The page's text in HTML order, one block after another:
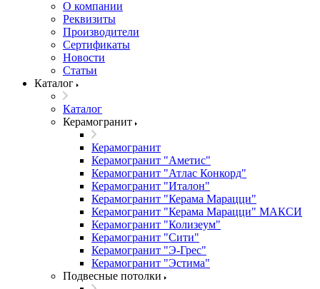
О компании
Реквизиты
Производители
Сертификаты
Новости
Статьи
Каталог
Каталог
Керамогранит
Керамогранит
Керамогранит "Аметис"
Керамогранит "Атлас Конкорд"
Керамогранит "Италон"
Керамогранит "Керама Марацци"
Керамогранит "Керама Марацци" МАКСИ
Керамогранит "Колизеум"
Керамогранит "Сити"
Керамогранит "Э-Грес"
Керамогранит "Эстима"
Подвесные потолки